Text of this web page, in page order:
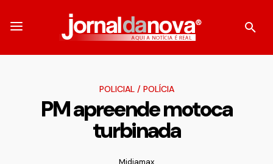
POLICIAL/ POLÍCIA
PM apreende motoca
turbinada
Midiamax